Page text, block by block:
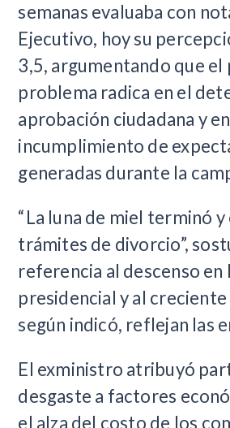
semanas evaluaba con
Ejecutivo, hoy su
3,5, argumentando que el
problema radica en el
aprobación ciudadana y
incumplimiento de
generadas durante la
“La luna de miel terminó
trámites de divorcio”,
referencia al descenso en
presidencial y al creciente
según indicó, reflejan las
El exministro atribuyó
desgaste a factores
el alza del costo de los